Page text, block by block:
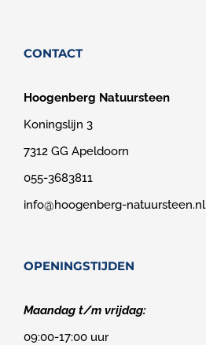
CONTACT
Hoogenberg Natuursteen
Koningslijn 3
7312 GG Apeldoorn
055-3683811
info@hoogenberg-natuursteen.nl
OPENINGSTIJDEN
Maandag t/m vrijdag:
09:00-17:00 uur